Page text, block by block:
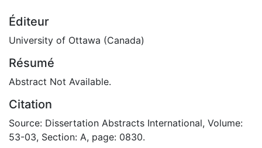
Éditeur
University of Ottawa (Canada)
Résumé
Abstract Not Available.
Citation
Source: Dissertation Abstracts International, Volume:
53-03, Section: A, page: 0830.